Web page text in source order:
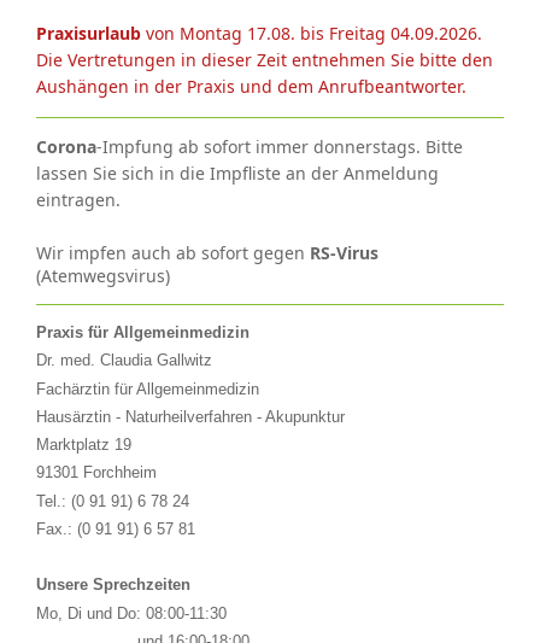
Praxisurlaub von Montag 17.08. bis Freitag 04.09.2026.
Die Vertretungen in dieser Zeit entnehmen Sie bitte den
Aushängen in der Praxis und dem Anrufbeantworter.
Corona-Impfung ab sofort immer donnerstags. Bitte
lassen Sie sich in die Impfliste an der Anmeldung
eintragen.
Wir impfen auch ab sofort gegen RS-Virus
(Atemwegsvirus)
Praxis für Allgemeinmedizin
Dr. med. Claudia Gallwitz
Fachärztin für Allgemeinmedizin
Hausärztin - Naturheilverfahren - Akupunktur
Marktplatz 19
91301 Forchheim
Tel.: (0 91 91) 6 78 24
Fax.: (0 91 91) 6 57 81
Unsere Sprechzeiten
Mo, Di und Do: 08:00-11:30